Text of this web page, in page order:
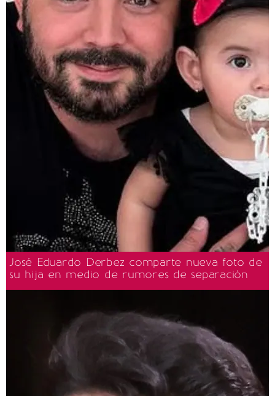
José Eduardo Derbez comparte nueva foto de
su hija en medio de rumores de separación